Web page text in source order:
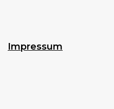
Impressum